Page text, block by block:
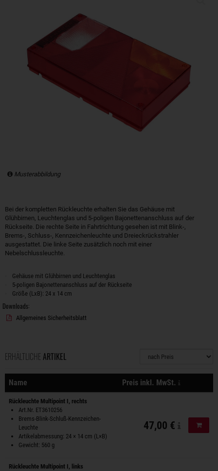
Musterabbildung
Bei der kompletten Rückleuchte erhalten Sie das Gehäuse mit
Glühbirnen, Leuchtenglas und 5-poligen Bajonettenanschluss auf der
Rückseite. Die rechte Seite in Fahrtrichtung gesehen ist mit Blink-,
Brems-, Schluss-, Kennzeichenleuchte und Dreieckrückstrahler
ausgestattet. Die linke Seite zusätzlich noch mit einer
Nebelschlussleuchte.
Gehäuse mit Glühbirnen und Leuchtenglas
5-poligen Bajonettenanschluss auf der Rückseite
Größe (LxB): 24 x 14 cm
Downloads:
Allgemeines Sicherheitsblatt
ERHÄLTLICHE ARTIKEL
Sortierung
Name Preis inkl. MwSt.
Aktionen
Rückleuchte Multipoint I, rechts
Art.Nr. ET3610256
Brems-Blink-Schluß-Kennzeichen-
Leuchte
Artikelabmessung: 24 × 14 cm (L×B)
Gewicht: 560 g
47,00 €
Rückleuchte Multipoint I, links